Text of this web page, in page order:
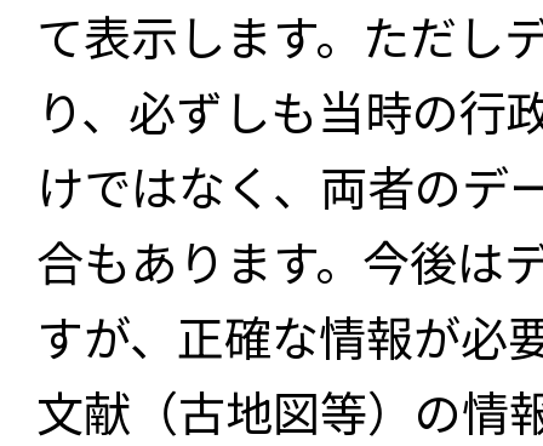
て表示します。ただし
り、必ずしも当時の行
けではなく、両者のデ
合もあります。今後は
すが、正確な情報が必
文献（古地図等）の情